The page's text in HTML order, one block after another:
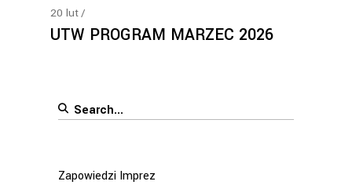
20 lut
UTW PROGRAM MARZEC 2026
Search
Zapowiedzi Imprez